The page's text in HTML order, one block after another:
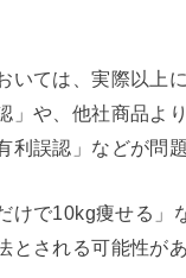
いては、実際以上
」や、他社商品よ
利誤認」などが問
けで10kg痩せる」
とされる可能性があ